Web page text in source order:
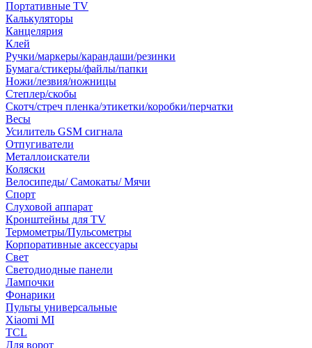
Портативные TV
Калькуляторы
Канцелярия
Клей
Ручки/маркеры/карандаши/резинки
Бумага/стикеры/файлы/папки
Ножи/лезвия/ножницы
Степлер/скобы
Скотч/стреч пленка/этикетки/коробки/перчатки
Весы
Усилитель GSM сигнала
Отпугиватели
Металлоискатели
Коляски
Велосипеды/ Самокаты/ Мячи
Спорт
Слуховой аппарат
Кронштейны для TV
Термометры/Пульсометры
Корпоративные аксессуары
Свет
Светодиодные панели
Лампочки
Фонарики
Пульты универсальные
Xiaomi MI
TCL
Для ворот